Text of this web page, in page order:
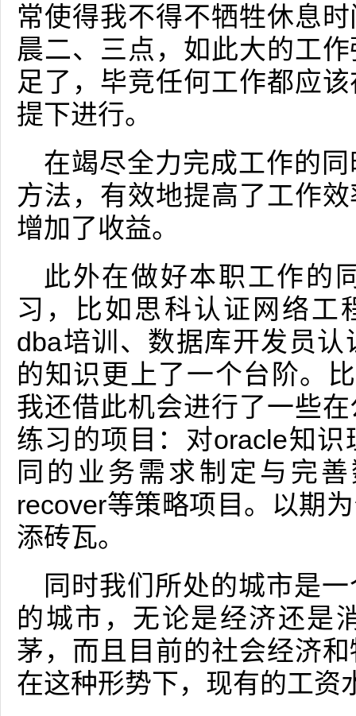
常使得我不得不牺牲休息
晨二、三点，如此大的工
足了，毕竞任何工作都应
提下进行。
在竭尽全力完成工作的
方法，有效地提高了工作
增加了收益。
此外在做好本职工作的
习，比如思科认证网络工
dba培训、数据库开发员
的知识更上了一个台阶。
我还借此机会进行了一些
练习的项目：对oracle知
同的业务需求制定与完
recover等策略项目。以期
添砖瓦。
同时我们所处的城市是
的城市，无论是经济还是
茅，而且目前的社会经济
在这种形势下，现有的工资